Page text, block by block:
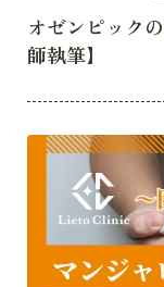
オゼンピック
師執筆】